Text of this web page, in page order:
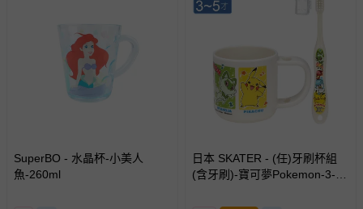
瑕疵退換貨所產生的運費，將由媽咪愛負責處理，若非瑕疵
退貨，您可至『查詢訂單』>『已出貨』中查詢該筆訂單，
並點選『我要退貨』即可進行申請。若有相關退貨問題，請
至媽咪愛LINE@客服ID: @mamilove我們將依序為您處理
留商品未達活動門檻，將以原價計算，活動贈品亦需一併退
SuperBO - 水晶杯-小美人
魚-260ml
日本 SKATER - (任)牙刷杯組
(含牙刷)-寶可夢Pokemon-3-5